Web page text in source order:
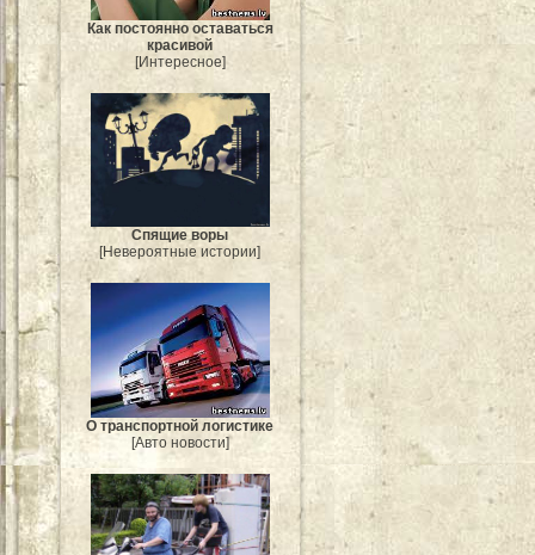
Как постоянно оставаться
красивой
[Интересное]
Спящие воры
[Невероятные истории]
О транспортной логистике
[Авто новости]